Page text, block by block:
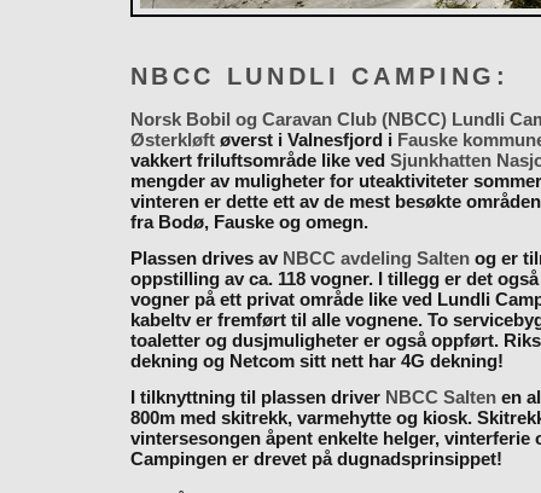
NBCC LUNDLI CAMPING:
Norsk Bobil og Caravan Club (NBCC) Lundli
Østerkløftøverst i Valnesfjord i Fauske
vakkert friluftsområde like ved Sjunkhatten
mengder av muligheter for uteaktiviteter
vinteren er dette ett av de mest besøkte
fra Bodø, Fauske og omegn.
Plassen drives av NBCC avdeling Saltenog er
oppstilling av ca. 118 vogner. I tillegg er det
vogner på ett privat område like ved Lundli
kabeltv er fremført til alle vognene. To
toaletter og dusjmuligheter er også oppført.
dekning og Netcom sitt nett har 4G dekning!
I tilknyttning til plassen driver NBCC Saltenen
800m med skitrekk, varmehytte og kiosk.
vintersesongen åpent enkelte helger, vinterferie
Campingen er drevet på dugnadsprinsippet!